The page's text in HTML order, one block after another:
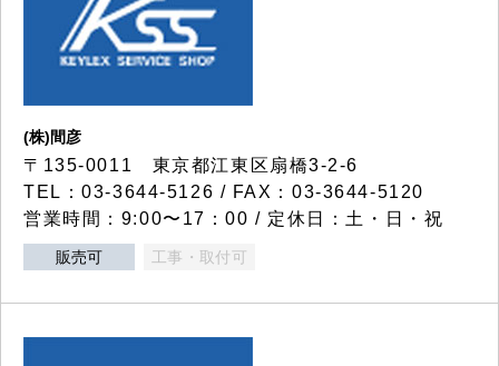
(株)間彦
〒135-0011 東京都江東区扇橋3-2-6
TEL：03-3644-5126 / FAX：03-3644-5120
営業時間：9:00〜17：00 / 定休日：土・日・祝
販売可 工事・取付可